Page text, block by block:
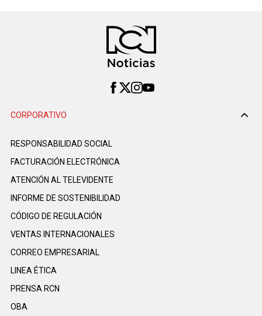
CORPORATIVO
RESPONSABILIDAD SOCIAL
FACTURACIÓN ELECTRÓNICA
ATENCIÓN AL TELEVIDENTE
INFORME DE SOSTENIBILIDAD
CÓDIGO DE REGULACIÓN
VENTAS INTERNACIONALES
CORREO EMPRESARIAL
LINEA ÉTICA
PRENSA RCN
OBA